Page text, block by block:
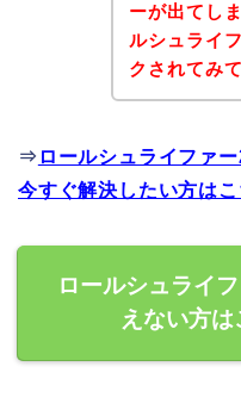
ーが出てし
ルシュライ
クされてみ
⇒ ロールシュライファ
今すぐ解決したい方はこ
ロールシュライ
えない方